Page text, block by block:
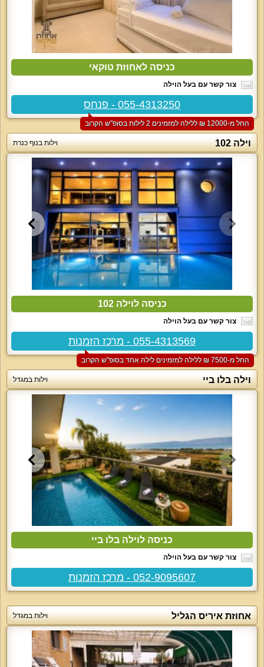
כניסה לאחוזת טוקאי
צור קשר עם בעל הוילה
055-4313250 - פנחס
החל מ-‏12000 ₪ ללילה למזמינים 2 לילות בסופ"ש הקרוב
וילה 102 וילות בנוף כנרת
כניסה לוילה 102
צור קשר עם בעל הוילה
055-4313569 - מרכז הזמנות
החל מ-‏7500 ₪ ללילה למזמינים לילה אחד בסופ"ש הקרוב
וילה בלו ביי וילות במגדל
כניסה לוילה בלו ביי
צור קשר עם בעל הוילה
052-9095607 - מרכז הזמנות
אחוזת איריס הגליל וילות במגדל